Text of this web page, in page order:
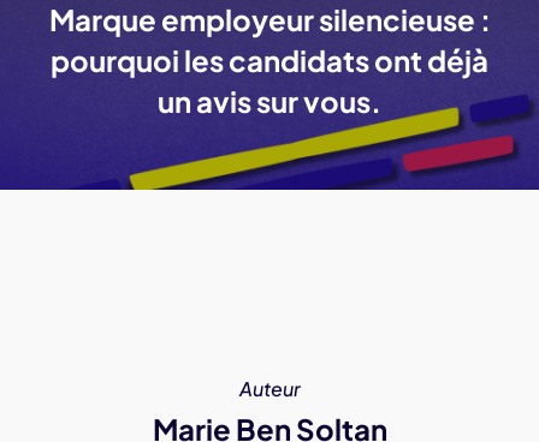
Marque employeur silencieuse :
pourquoi les candidats ont déjà
un avis sur vous.
Auteur
Marie Ben Soltan